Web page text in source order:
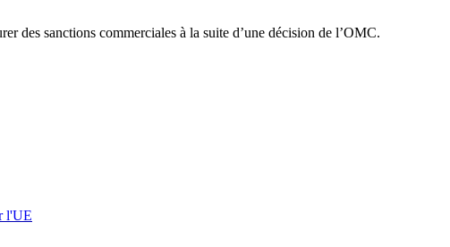
des sanctions commerciales à la suite d’une décision de l’OMC.
l'UE